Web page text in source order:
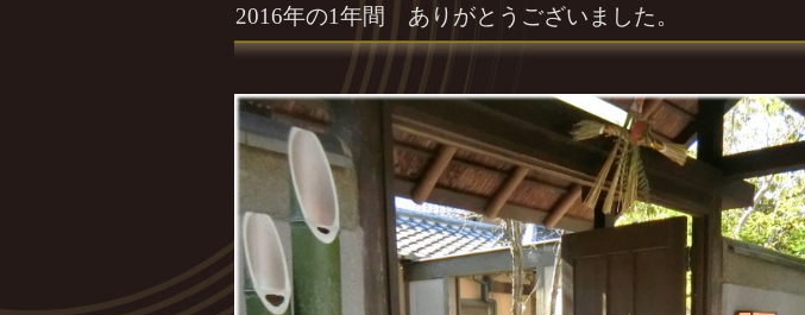
2016年の1年間 ありがとうございました。